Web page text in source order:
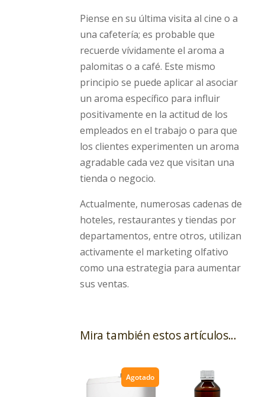
Piense en su última visita al cine o a
una cafetería; es probable que
recuerde vívidamente el aroma a
palomitas o a café. Este mismo
principio se puede aplicar al asociar
un aroma específico para influir
positivamente en la actitud de los
empleados en el trabajo o para que
los clientes experimenten un aroma
agradable cada vez que visitan una
tienda o negocio.
Actualmente, numerosas cadenas de
hoteles, restaurantes y tiendas por
departamentos, entre otros, utilizan
activamente el marketing olfativo
como una estrategia para aumentar
sus ventas.
Mira también estos artículos...
Agotado